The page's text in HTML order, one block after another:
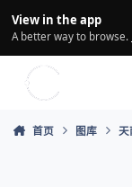
View in the app
A better way to browse.
首页 图库 天